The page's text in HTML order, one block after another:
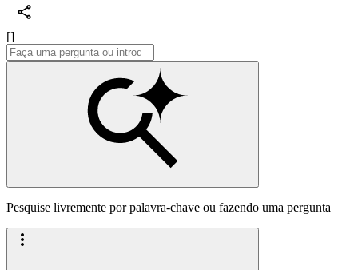
[]
Pesquise livremente por palavra-chave ou fazendo uma pergunta